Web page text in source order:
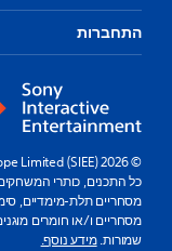
התחברות
© 2026 Sony Interactive Entertainment Europe Limited (SIEE)
כל התכנים, כותרי
מסחריים תלת-מימדיים,
מסחריים ו/או חומרים
שמורות.מידע נוסף.